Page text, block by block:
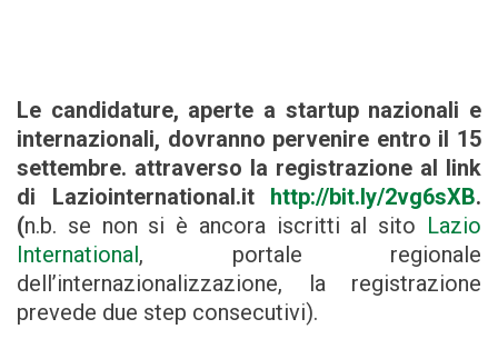
Le candidature, aperte a startup nazionali e
internazionali, dovranno pervenire entro il 15
settembre. attraverso la registrazione al link
di Laziointernational.it http://bit.ly/2vg6sXB.
(n.b. se non si è ancora iscritti al sito Lazio
International, portale regionale
dell’internazionalizzazione, la registrazione
prevede due step consecutivi).